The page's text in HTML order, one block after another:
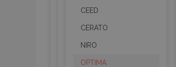
CEED
CERATO
NIRO
OPTIMA